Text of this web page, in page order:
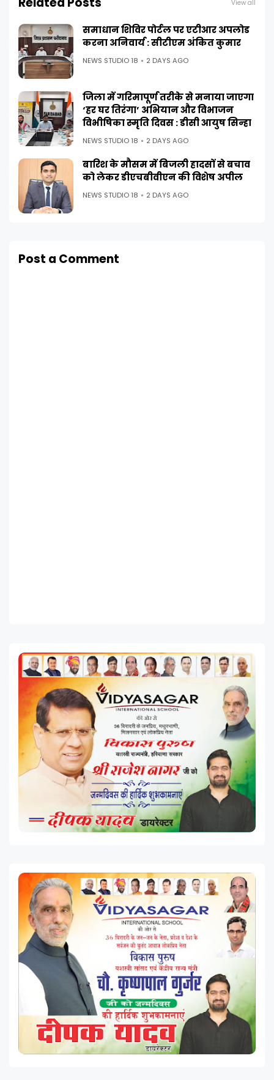
View all
समाधान शिविर पोर्टल पर एटीआर अपलोड
करना अनिवार्य : सीटीएम अंकित कुमार
NEWS STUDIO 18 2 DAYS AGO
जिला में गरिमापूर्ण तरीके से मनाया जाएगा
‘हर घर तिरंगा’ अभियान और विभाजन
विभीषिका स्मृति दिवस : डीसी आयुष सिन्हा
NEWS STUDIO 18 2 DAYS AGO
बारिश के मौसम में बिजली हादसों से बचाव
को लेकर डीएचबीवीएन की विशेष अपील
NEWS STUDIO 18 2 DAYS AGO
Post a Comment